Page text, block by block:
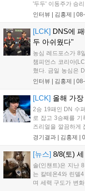
'두두' 이동주가 승
다. 먼저 오랜만의
인터뷰 | 김홍제
[LCK] DNS에
두 아쉬웠다"
농심 레드포스가 8
챔피언스 코리아
혔다. 금일 농심은
패를 당하고 말았다
인규 감독 : 모든 경...
인터뷰 | 김홍제
[LCK] 올해 가
2승 19패인 DN 수
로 잡고 3승째를 기
즈리얼을 깔끔하게
웃'의 신드라가 맹
었...
경기결과 | 김홍제
[뉴스] 8/8(토)
솔(인챈트)은 지난
는 칼테온4와 린델
며 세력 구도가 변